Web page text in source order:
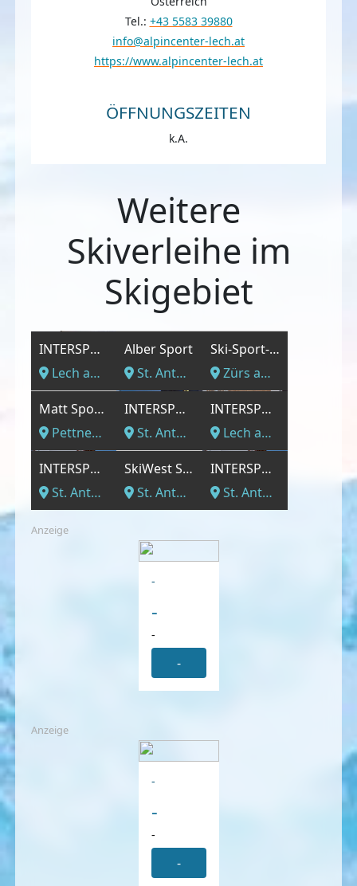
Tel.: +43 5583 39880
info@alpincenter-lech.at
https://www.alpincenter-lech.at
ÖFFNUNGSZEITEN
k.A.
Weitere
Skiverleihe im
Skigebiet
INTERSPORT - Lech Schlosskopfbahn
Lech am Arlberg, Vorarlberg
Alber Sport
St. Anton am Arlberg, Vorarlberg
Ski-Sport-Mode GmbH
Zürs am Arlberg, Vorarlberg
Matt Sport GmbH
Pettneu am Arlberg, Vorarlberg
INTERSPORT - Galzigbahn (Verleih nur Winter)
St. Anton am Arlberg, Vorarlberg
INTERSPORT - Sporthaus Lech – Haus Pfefferkorn
Lech am Arlberg, Vorarlberg
INTERSPORT - Sporthaus St. Anton - Fußgängerzone
St. Anton am Arlberg, Vorarlberg
SkiWest Sport Shop
St. Anton am Arlberg, Vorarlberg
INTERSPORT - Sporthaus St. Anton - Fußgängerzone
St. Anton am Arlberg, Vorarlberg
Anzeige
-
-
-
-
Anzeige
-
-
-
-